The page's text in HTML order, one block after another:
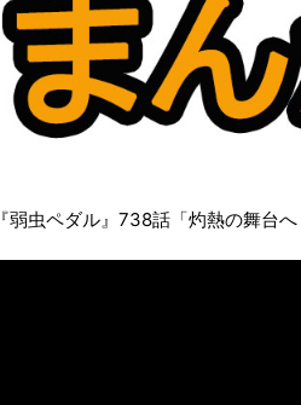
『弱虫ペダル』738話「灼熱の舞台